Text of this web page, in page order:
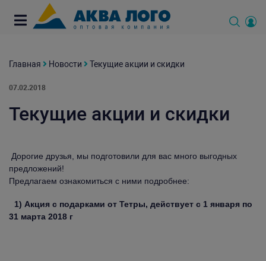
Главная Новости Текущие акции и скидки
07.02.2018
Текущие акции и скидки
Дорогие друзья, мы подготовили для вас много выгодных
предложений!
Предлагаем ознакомиться с ними подробнее:
1) Акция с подарками от Тетры, действует с 1 января по
31 марта 2018 г